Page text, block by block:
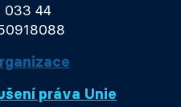
033 44
práva Unie